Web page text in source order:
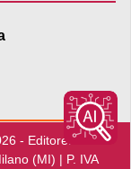
- Editore:Edra
(MI) | P. IVA